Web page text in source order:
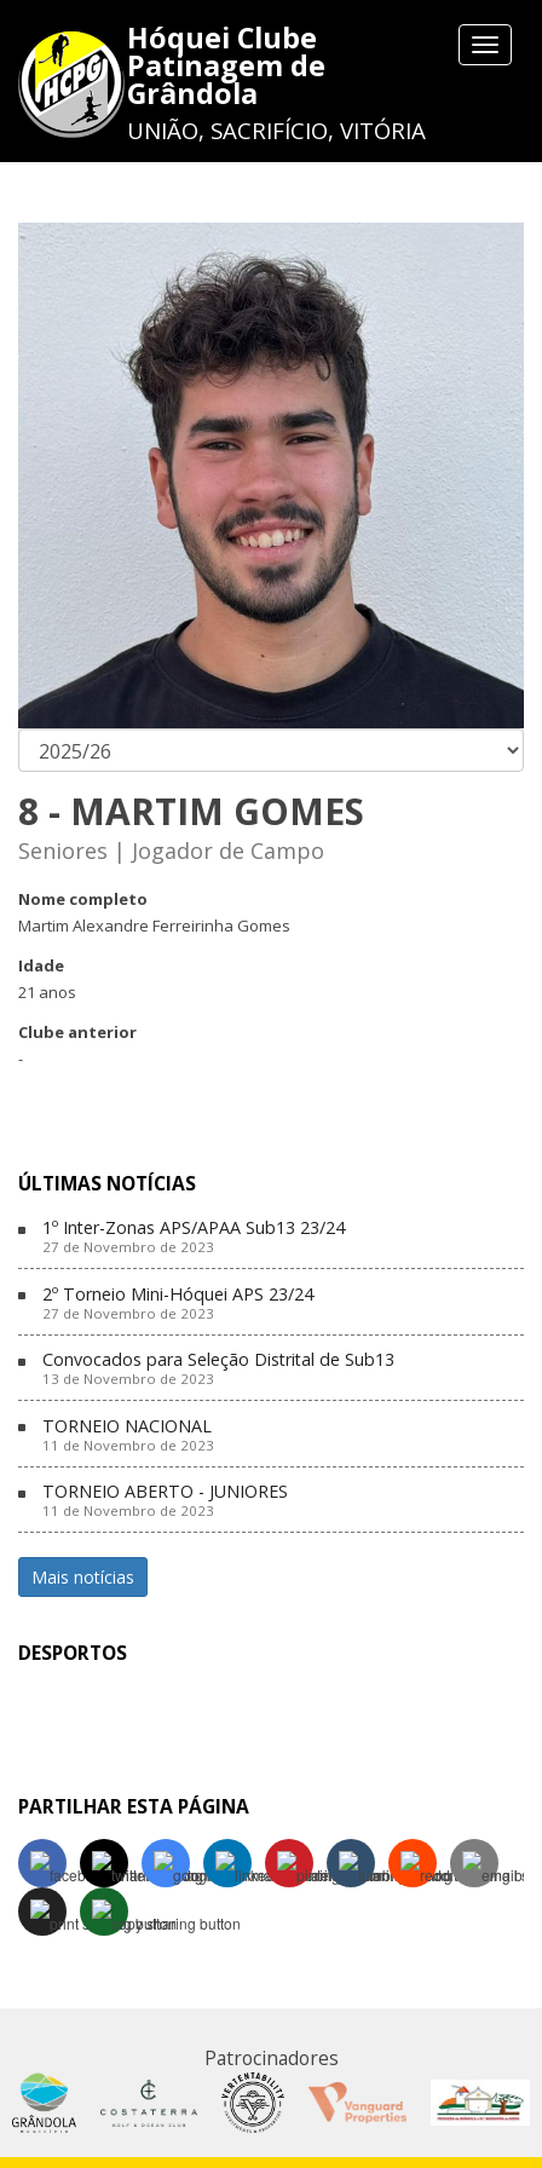
Toggle
Hóquei Clube
Patinagem de
Grândola
UNIÃO, SACRIFÍCIO, VITÓRIA
8 - MARTIM GOMES
Seniores | Jogador de Campo
Nome completo
Martim Alexandre Ferreirinha Gomes
Idade
21 anos
Clube anterior
-
ÚLTIMAS NOTÍCIAS
1º Inter-Zonas APS/APAA Sub13 23/24
27 de Novembro de 2023
2º Torneio Mini-Hóquei APS 23/24
27 de Novembro de 2023
Convocados para Seleção Distrital de Sub13
13 de Novembro de 2023
TORNEIO NACIONAL
11 de Novembro de 2023
TORNEIO ABERTO - JUNIORES
11 de Novembro de 2023
Mais notícias
DESPORTOS
PARTILHAR ESTA PÁGINA
Patrocinadores